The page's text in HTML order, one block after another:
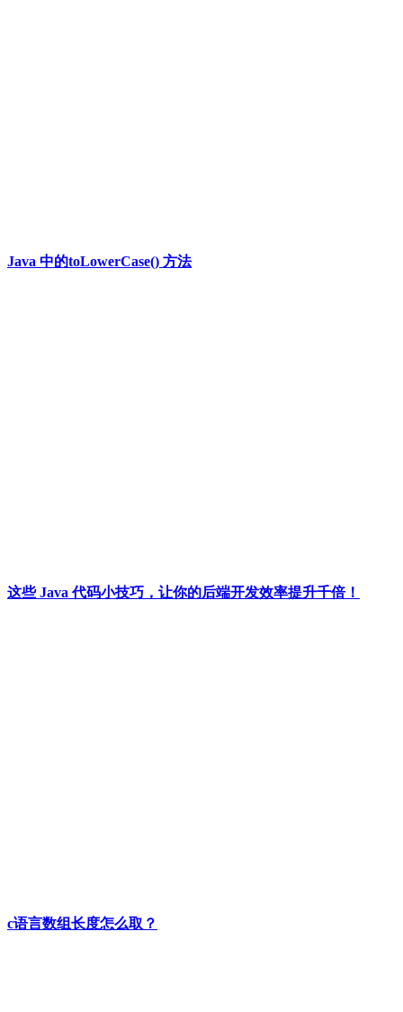
Java 中的toLowerCase() 方法
这些 Java 代码小技巧，让你的后端开发效率提升千倍！
c语言数组长度怎么取？